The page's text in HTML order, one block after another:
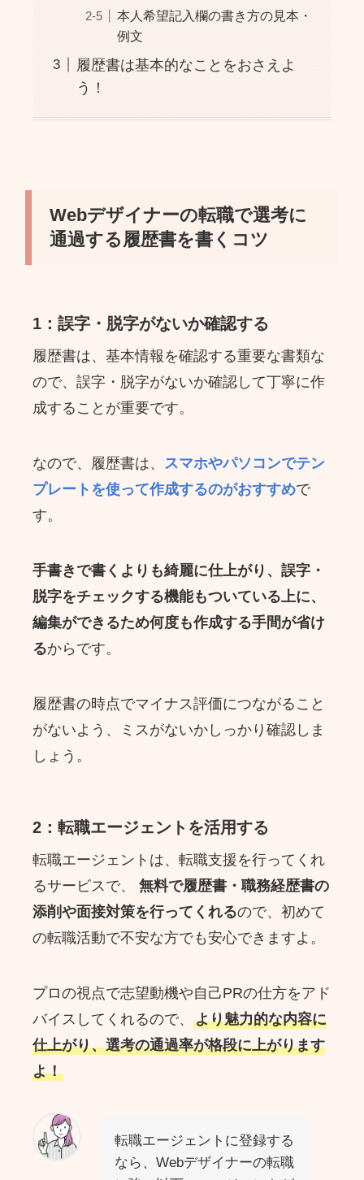
本人希望記入欄の書き方の見本・
例文
履歴書は基本的なことをおさえよ
う！
Webデザイナーの転職で選考に
通過する履歴書を書くコツ
1：誤字・脱字がないか確認する
履歴書は、基本情報を確認する重要な書類な
ので、誤字・脱字がないか確認して丁寧に作
成することが重要です。
なので、履歴書は、 スマホやパソコンでテン
プレートを使って作成するのがおすすめで
す。
手書きで書くよりも綺麗に仕上がり、誤字・
脱字をチェックする機能もついている上に、
編集ができるため何度も作成する手間が省け
るからです。
履歴書の時点でマイナス評価につながること
がないよう、ミスがないかしっかり確認しま
しょう。
2：転職エージェントを活用する
転職エージェントは、転職支援を行ってくれ
るサービスで、
無料で履歴書・職務経歴書の
添削や面接対策を行ってくれるので、初めて
の転職活動で不安な方でも安心できますよ。
プロの視点で志望動機や自己PRの仕方をアド
バイスしてくれるので、より魅力的な内容に
仕上がり、選考の通過率が格段に上がります
よ！
転職エージェントに登録する
なら、Webデザイナーの転職